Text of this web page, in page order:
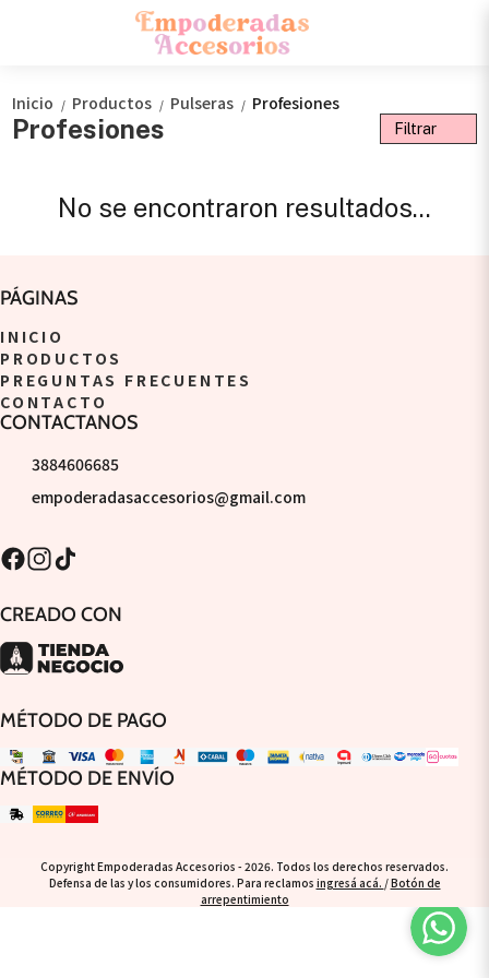
Inicio / Productos / Pulseras / Profesiones
Profesiones Filtrar
No se encontraron resultados...
PÁGINAS
INICIO
PRODUCTOS
PREGUNTAS FRECUENTES
CONTACTO
CONTACTANOS
3884606685
empoderadasaccesorios@gmail.com
CREADO CON
MÉTODO DE PAGO
MÉTODO DE ENVÍO
Copyright Empoderadas Accesorios - 2026. Todos los derechos reservados.
Defensa de las y los consumidores. Para reclamos ingresá acá. /Botón de
arrepentimiento